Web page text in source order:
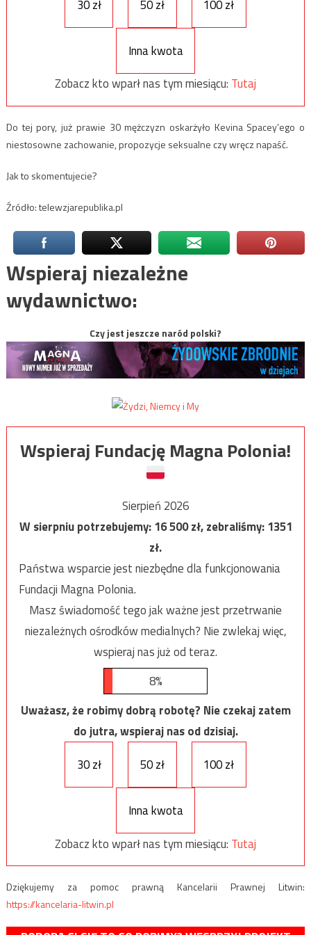
30 zł 50 zł 100 zł
Inna kwota
Zobacz kto wparł nas tym miesiącu: Tutaj
Do tej pory, już prawie 30 mężczyzn oskarżyło Kevina Spacey’ego o
niestosowne zachowanie, propozycje seksualne czy wręcz napaść.
Jak to skomentujecie?
Źródło: telewzjarepublika.pl
Wspieraj niezależne
wydawnictwo:
Czy jest jeszcze naród polski?
Wspieraj Fundację Magna Polonia!
Sierpień 2026
W sierpniu potrzebujemy:16 500zł, zebraliśmy:1351
zł.
Państwa wsparcie jest niezbędne dla funkcjonowania
Fundacji Magna Polonia.
Masz świadomość tego jak ważne jest przetrwanie
niezależnych ośrodków medialnych? Nie zwlekaj więc,
wspieraj nas już od teraz.
8%
Uważasz, że robimy dobrą robotę? Nie czekaj zatem
do jutra, wspieraj nas od dzisiaj.
30 zł
50 zł 100 zł
Inna kwota
Zobacz kto wparł nas tym miesiącu: Tutaj
Dziękujemy za pomoc prawną Kancelarii Prawnej Litwin:
https://kancelaria-litwin.pl